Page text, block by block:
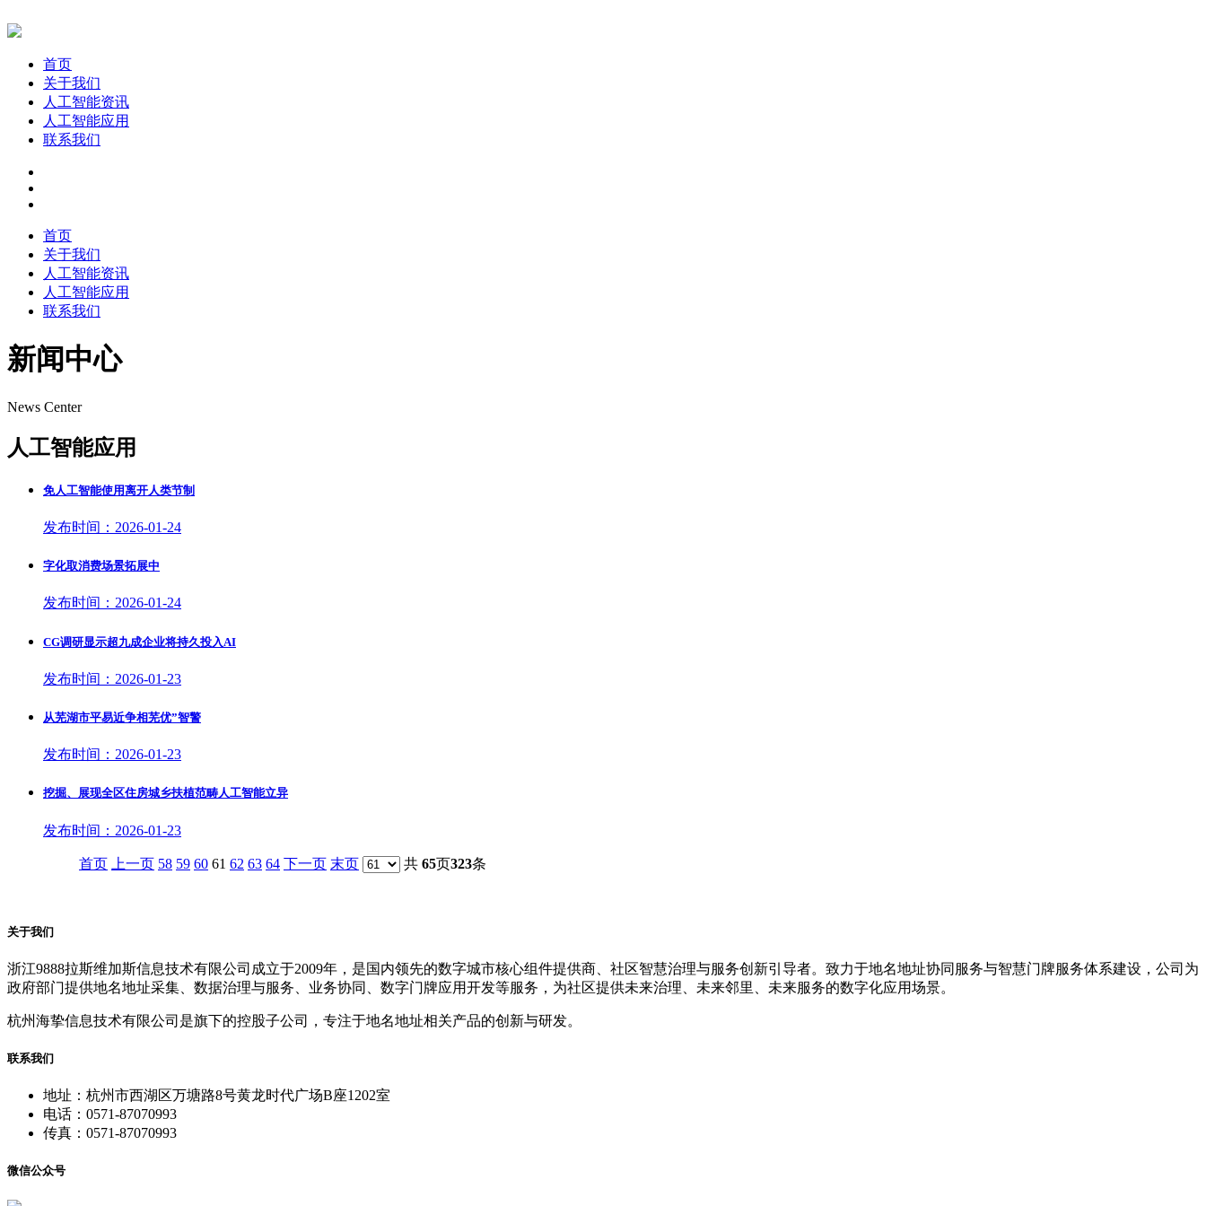
首页
关于我们
人工智能资讯
人工智能应用
联系我们
首页
关于我们
人工智能资讯
人工智能应用
联系我们
新闻中心
News Center
人工智能应用
免人工智能使用离开人类节制
发布时间：2026-01-24
字化取消费场景拓展中
发布时间：2026-01-24
CG调研显示超九成企业将持久投入AI
发布时间：2026-01-23
从芜湖市平易近争相芜优”智警
发布时间：2026-01-23
挖掘、展现全区住房城乡扶植范畴人工智能立异
发布时间：2026-01-23
首页 上一页 58 59 60 61 62 63 64 下一页 末页 共 65页323条
关于我们
浙江9888拉斯维加斯信息技术有限公司成立于2009年，是国内领先的数字城市核心组件提供商、社区智慧治理与服务创新引导者。致力于地名地址协同服务与智慧门牌服务体系建设，公司为
政府部门提供地名地址采集、数据治理与服务、业务协同、数字门牌应用开发等服务，为社区提供未来治理、未来邻里、未来服务的数字化应用场景。
杭州海挚信息技术有限公司是旗下的控股子公司，专注于地名地址相关产品的创新与研发。
联系我们
地址：杭州市西湖区万塘路8号黄龙时代广场B座1202室
电话：0571-87070993
传真：0571-87070993
微信公众号